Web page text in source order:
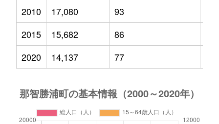
2010
17,080 93
2015
15,682 86
2020
14,137 77